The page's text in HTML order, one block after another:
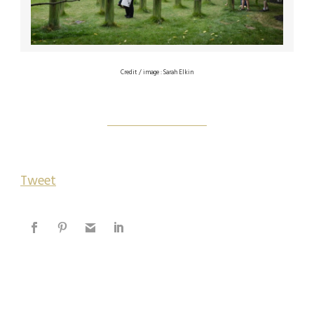
Credit / image : Sarah Elkin
Tweet